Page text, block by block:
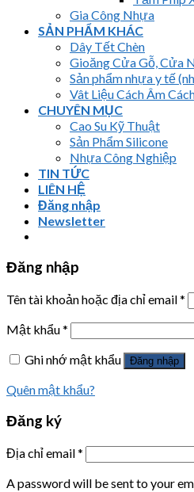
Gia Công Nhựa
SẢN PHẨM KHÁC
Dây Tết Chèn
Gioăng Cửa Gỗ, Cửa
Sản phẩm nhựa y tế
Vât Liệu Cách Âm
CHUYÊN MỤC
Cao Su Kỹ Thuật
Sản Phẩm Silicone
Nhựa Công Nghiệp
TIN TỨC
LIÊN HỆ
Đăng nhập
Newsletter
Đăng nhập
Tên tài khoản hoặc địa chỉ email*
Mật khẩu*
Ghi nhớ mật khẩu
Đăng nhập
Quên mật khẩu?
Đăng ký
Địa chỉ email*
A password will be sent to your